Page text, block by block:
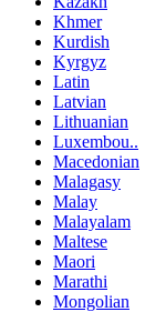
Khmer
Kurdish
Kyrgyz
Latin
Latvian
Lithuanian
Luxembou..
Macedonian
Malagasy
Malay
Malayalam
Maltese
Maori
Marathi
Mongolian